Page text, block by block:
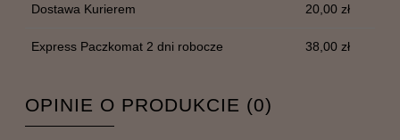
Dostawa Kurierem 20,00 zł
Express Paczkomat 2 dni robocze 38,00 zł
OPINIE O PRODUKCIE (0)